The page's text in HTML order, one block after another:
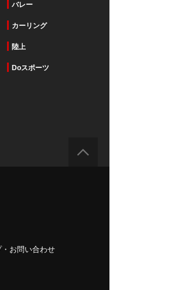
バレー
カーリング
陸上
Doスポーツ
・お問い合わせ